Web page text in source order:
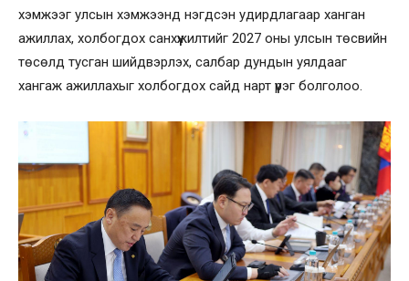
хэмжээг улсын хэмжээнд нэгдсэн удирдлагаар ханган
ажиллах, холбогдох санхүүжилтийг 2027 оны улсын төсвийн
төсөлд тусган шийдвэрлэх, салбар дундын уялдааг
хангаж ажиллахыг холбогдох сайд нарт үүрэг болголоо.